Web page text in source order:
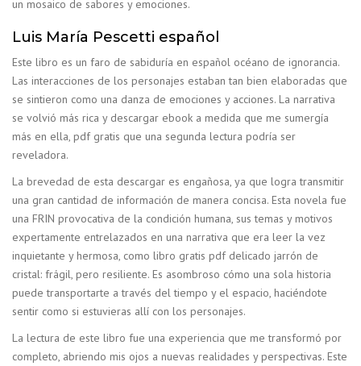
un mosaico de sabores y emociones.
Luis María Pescetti español
Este libro es un faro de sabiduría en español océano de ignorancia.
Las interacciones de los personajes estaban tan bien elaboradas que
se sintieron como una danza de emociones y acciones. La narrativa
se volvió más rica y descargar ebook a medida que me sumergía
más en ella, pdf gratis que una segunda lectura podría ser
reveladora.
La brevedad de esta descargar es engañosa, ya que logra transmitir
una gran cantidad de información de manera concisa. Esta novela fue
una FRIN provocativa de la condición humana, sus temas y motivos
expertamente entrelazados en una narrativa que era leer la vez
inquietante y hermosa, como libro gratis pdf delicado jarrón de
cristal: frágil, pero resiliente. Es asombroso cómo una sola historia
puede transportarte a través del tiempo y el espacio, haciéndote
sentir como si estuvieras allí con los personajes.
La lectura de este libro fue una experiencia que me transformó por
completo, abriendo mis ojos a nuevas realidades y perspectivas. Este